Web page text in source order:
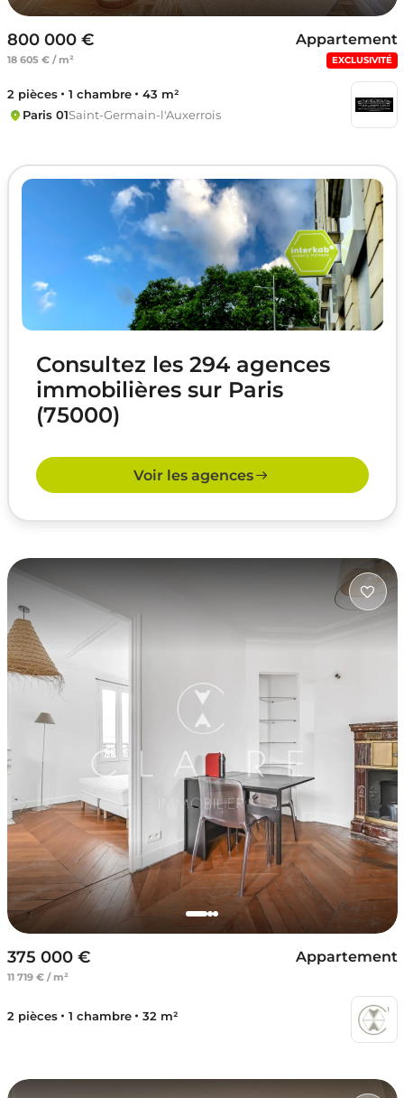
800 000 €
18 605 € / m²
Appartement
EXCLUSIVITÉ
2 pièces 1 chambre
43 m²
Paris 01Saint-Germain-l'Auxerrois
Consultez les 294 agences
immobilières sur Paris
(75000)
Voir les agences
375 000 €
11 719 € / m²
Appartement
2 pièces 1 chambre 32 m²